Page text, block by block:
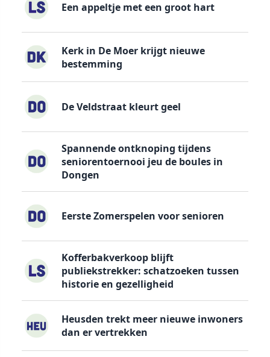
Een appeltje met een groot hart
Kerk in De Moer krijgt nieuwe
bestemming
De Veldstraat kleurt geel
Spannende ontknoping tijdens
seniorentoernooi jeu de boules in
Dongen
Eerste Zomerspelen voor senioren
Kofferbakverkoop blijft
publiekstrekker: schatzoeken tussen
historie en gezelligheid
Heusden trekt meer nieuwe inwoners
dan er vertrekken